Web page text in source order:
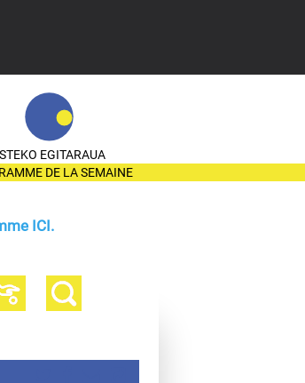
EGITARAUA
DE LA SEMAINE
ICI.